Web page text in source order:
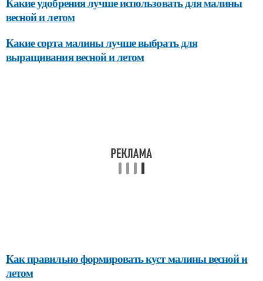
весной и летом
Какие сорта малины лучше выбрать для
выращивания весной и летом
Как правильно формировать куст малины весной и
летом